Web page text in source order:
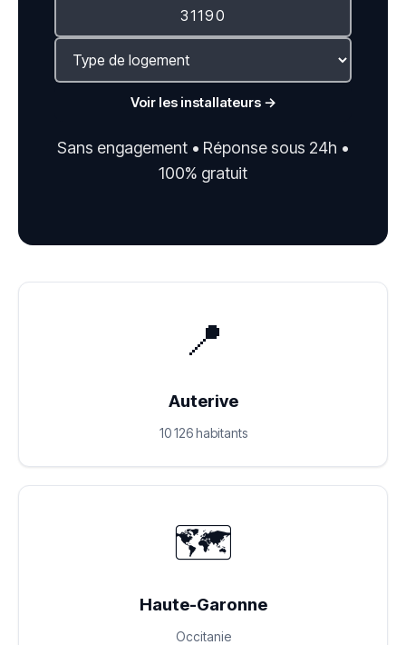
Voir les installateurs →
Sans engagement • Réponse sous 24h •
100% gratuit
📍
Auterive
10 126 habitants
🗺️
Haute-Garonne
Occitanie